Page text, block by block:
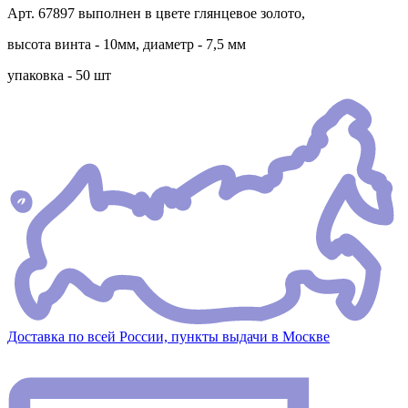
Арт. 67897 выполнен в цвете глянцевое золото,
высота винта - 10мм, диаметр - 7,5 мм
упаковка - 50 шт
Доставка по всей России, пункты выдачи в Москве